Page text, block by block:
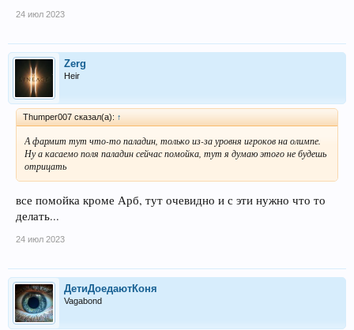
24 июл 2023
Zerg
Heir
Thumper007 сказал(а): ↑
А фармит тут что-то паладин, только из-за уровня игроков на олимпе.
Ну а касаемо поля паладин сейчас помойка, тут я думаю этого не будешь
отрицать
все помойка кроме Арб, тут очевидно и с эти нужно что то
делать...
24 июл 2023
ДетиДоедаютКоня
Vagabond